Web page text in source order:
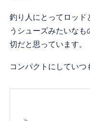
釣り人にとってロッド
うシューズみたいな
切だと思っています。
コンパクトにしていつ